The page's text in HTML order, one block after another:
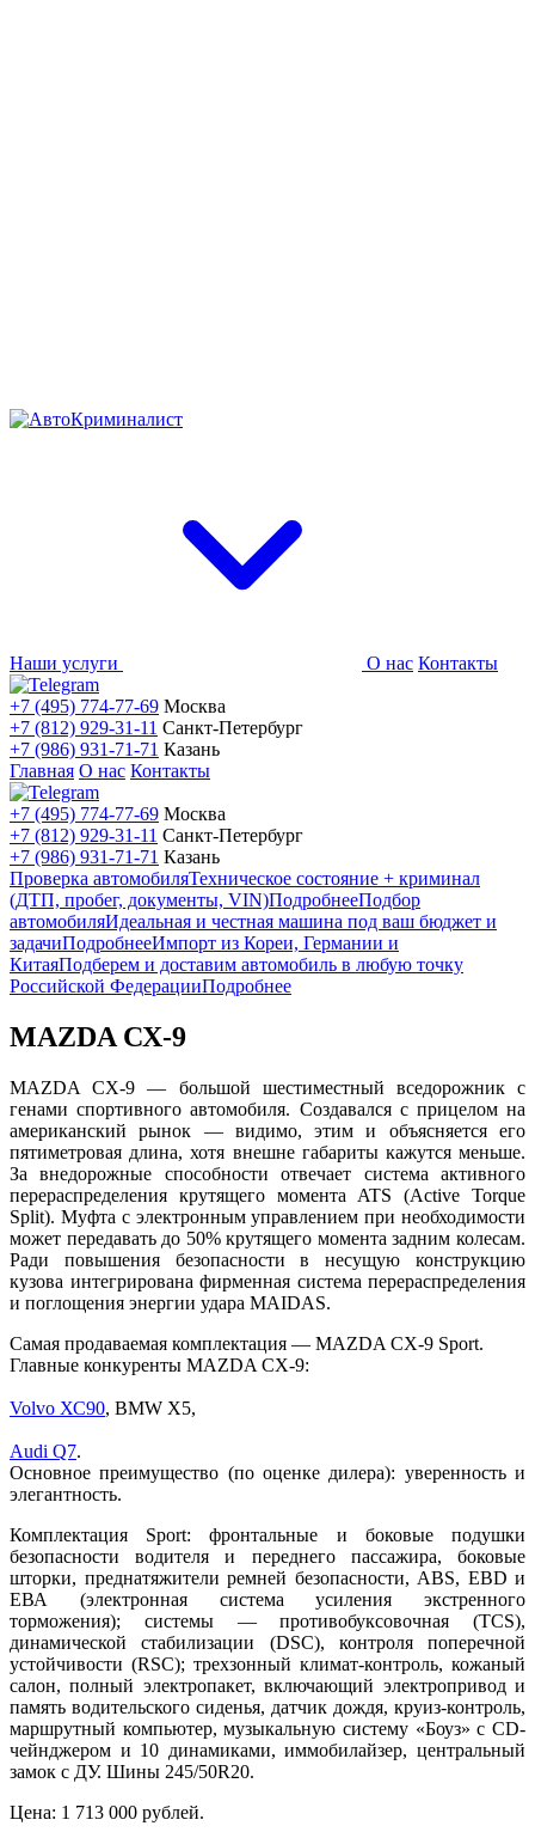
Наши услуги О нас Контакты
+7 (495) 774-77-69 Москва
+7 (812) 929-31-11 Санкт-Петербург
+7 (986) 931-71-71 Казань
Главная О нас Контакты
+7 (495) 774-77-69 Москва
+7 (812) 929-31-11 Санкт-Петербург
+7 (986) 931-71-71 Казань
Проверка автомобиляТехническое состояние + криминал
(ДТП, пробег, документы, VIN)ПодробнееПодбор
автомобиляИдеальная и честная машина под ваш бюджет и
задачиПодробнееИмпорт из Кореи, Германии и
КитаяПодберем и доставим автомобиль в любую точку
Российской ФедерацииПодробнее
MAZDA СХ-9
MAZDA СХ-9 — большой шестиместный вседорожник с
генами спортивного автомобиля. Создавался с прицелом на
американский рынок — видимо, этим и объясняется его
пятиметровая длина, хотя внешне габариты кажутся меньше.
За внедорожные способности отвечает система активного
перераспределения крутящего момента ATS (Active Torque
Split). Муфта с электронным управлением при необходимости
может передавать до 50% крутящего момента задним колесам.
Ради повышения безопасности в несущую конструкцию
кузова интегрирована фирменная система перераспределения
и поглощения энергии удара MAIDAS.
Самая продаваемая комплектация — MAZDA СХ-9 Sport.
Главные конкуренты MAZDA СХ-9:
Volvo ХС90, BMW Х5,
Audi Q7.
Основное преимущество (по оценке дилера): уверенность и
элегантность.
Комплектация Sport: фронтальные и боковые подушки
безопасности водителя и переднего пассажира, боковые
шторки, преднатяжители ремней безопасности, ABS, EBD и
ЕВА (электронная система усиления экстренного
торможения); системы — противобуксовочная (TCS),
динамической стабилизации (DSC), контроля поперечной
устойчивости (RSC); трехзонный климат-контроль, кожаный
салон, полный электропакет, включающий электропривод и
память водительского сиденья, датчик дождя, круиз-контроль,
маршрутный компьютер, музыкальную систему «Боуз» с CD-
чейнджером и 10 динамиками, иммобилайзер, центральный
замок с ДУ. Шины 245/50R20.
Цена: 1 713 000 рублей.